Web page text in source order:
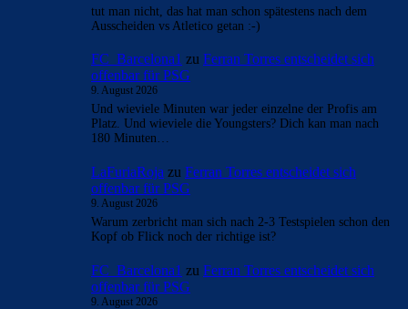
tut man nicht, das hat man schon spätestens nach dem
Ausscheiden vs Atletico getan :-)
FC_Barcelona1 zu Ferran Torres entscheidet sich
offenbar für PSG
9. August 2026
Und wieviele Minuten war jeder einzelne der Profis am
Platz. Und wieviele die Youngsters? Dich kan man nach
180 Minuten…
LaFuriaRoja zu Ferran Torres entscheidet sich
offenbar für PSG
9. August 2026
Warum zerbricht man sich nach 2-3 Testspielen schon den
Kopf ob Flick noch der richtige ist?
FC_Barcelona1 zu Ferran Torres entscheidet sich
offenbar für PSG
9. August 2026